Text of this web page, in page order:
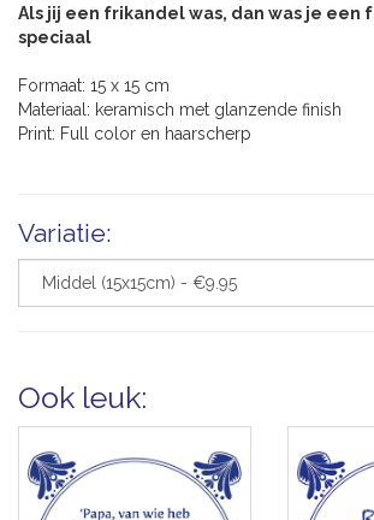
Als jij een frikandel was, dan was je een
speciaal
Formaat: 15 x 15 cm
Materiaal: keramisch met glanzende finish
Print: Full color en haarscherp
Variatie:
Ook leuk: